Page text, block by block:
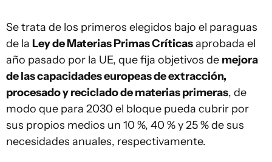
Se trata de los primeros elegidos bajo el paraguas
de la Ley de Materias Primas Críticasaprobada el
año pasado por la UE, que fija objetivos de mejora
de las capacidades europeas de extracción,
procesado y reciclado de materias primeras, de
modo que para 2030 el bloque pueda cubrir por
sus propios medios un 10 %, 40 % y 25 % de sus
necesidades anuales, respectivamente.